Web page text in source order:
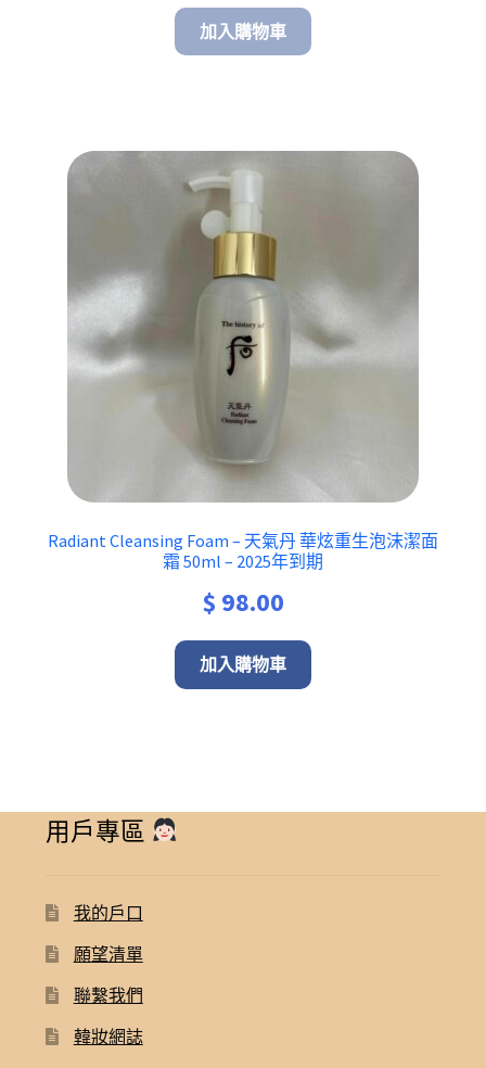
加入購物車
Radiant Cleansing Foam – 天氣丹 華炫重生泡沫潔面
霜 50ml – 2025年到期
$ 98.00
加入購物車
用戶專區
我的戶口
願望清單
聯繫我們
韓妝網誌